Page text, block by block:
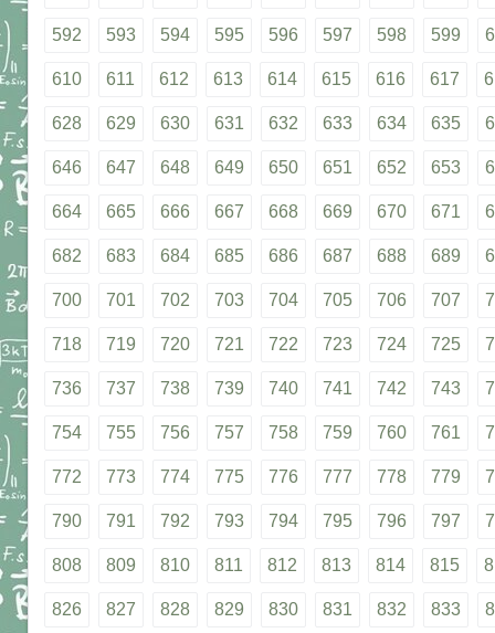
592 593 594 595 596 597 598 599
610 611 612 613 614 615 616 617
628 629 630 631 632 633 634 635
646 647 648 649 650 651 652 653
664 665 666 667 668 669 670 671
682 683 684 685 686 687 688 689
700 701 702 703 704 705 706 707
718 719 720 721 722 723 724 725
736 737 738 739 740 741 742 743
754 755 756 757 758 759 760 761
772 773 774 775 776 777 778 779
790 791 792 793 794 795 796 797
808 809 810 811 812 813 814 815
826 827 828 829 830 831 832 833